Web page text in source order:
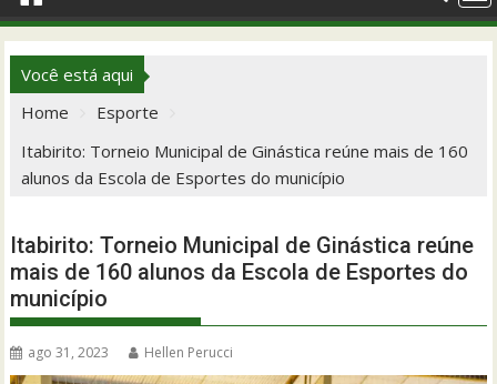
Você está aqui
Home
Esporte
Itabirito: Torneio Municipal de Ginástica reúne mais de 160
alunos da Escola de Esportes do município
Itabirito: Torneio Municipal de Ginástica reúne
mais de 160 alunos da Escola de Esportes do
município
ago 31, 2023 Hellen Perucci